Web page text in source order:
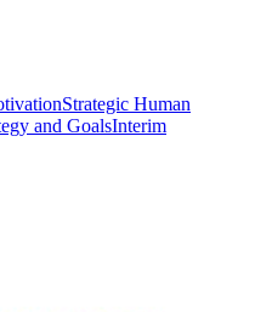
Strategic Human
and GoalsInterim